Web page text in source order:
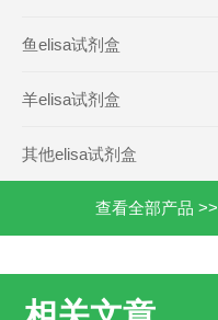
鱼elisa试剂盒
羊elisa试剂盒
其他elisa试剂盒
查看全部产品 >>